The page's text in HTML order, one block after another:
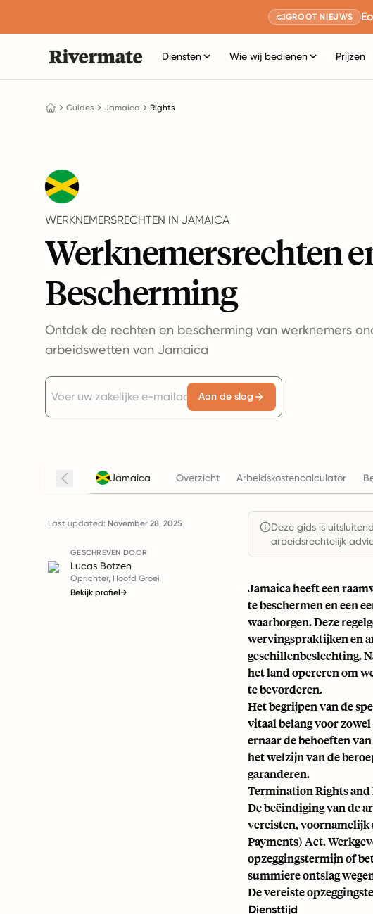
GROOT NIEUWS
Diensten Wie wij bedienen Prijzen
Guides Jamaica Rights
WERKNEMERSRECHTEN IN JAMAICA
Werknemersrechten
Bescherming
Ontdek de rechten en bescherming van werknemers
arbeidswetten van Jamaica
Aan de slag
Jamaica Overzicht Arbeidskostencalculator
Last updated: November 28, 2025
GESCHREVEN DOOR
Lucas Botzen
Oprichter, Hoofd Groei
Bekijk profiel→
Deze gids is
arbeidsrechtelijk
Jamaica heeft een
te beschermen en een
waarborgen. Deze
wervingspraktijken en
geschillenbeslechting.
het land opereren om
te bevorderen.
Het begrijpen van de
vitaal belang voor
ernaar de behoeften
het welzijn van de
garanderen.
Termination Rights and
De beëindiging van de
vereisten,
Payments) Act.
opzeggingstermijn of
summiere ontslag
De vereiste
Diensttijd